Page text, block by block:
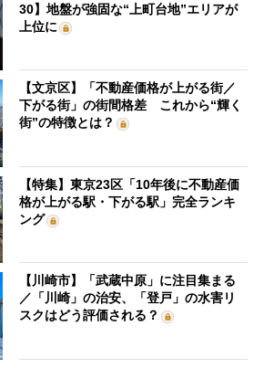
30】地盤が強固な“上町台地”エリアが
上位に
【文京区】「不動産価格が上がる街／
下がる街」の街間格差 これから“輝く
街”の特徴とは？
【特集】東京23区「10年後に不動産価
格が上がる駅・下がる駅」完全ランキ
ング
【川崎市】「武蔵中原」に注目集まる
／「川崎」の治安、「登戸」の水害リ
スクはどう評価される？